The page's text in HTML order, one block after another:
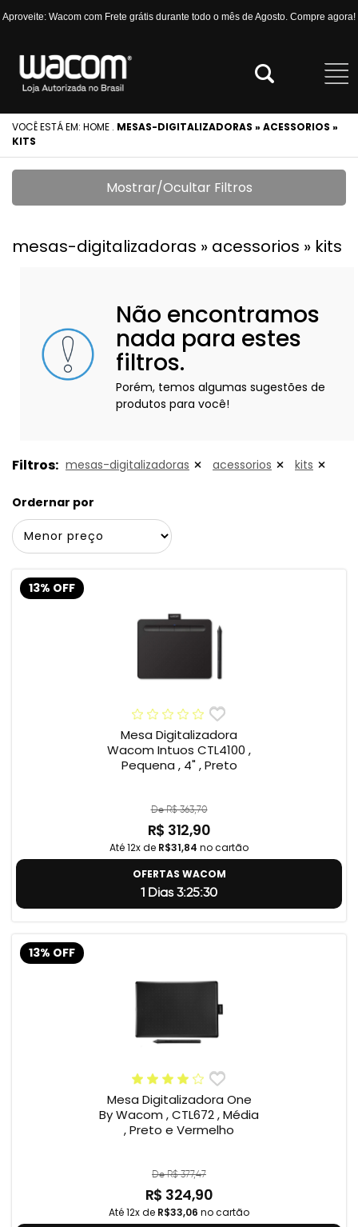
Aproveite: Wacom com Frete grátis durante todo o mês de Agosto. Compre agora!
VOCÊ ESTÁ EM: HOME . MESAS-DIGITALIZADORAS » ACESSORIOS »
KITS
Mostrar/Ocultar Filtros
mesas-digitalizadoras » acessorios » kits
Não encontramos
nada para estes
filtros.
Porém, temos algumas sugestões de
produtos para você!
Filtros: mesas-digitalizadoras acessorios kits
Ordernar por
13% OFF
Mesa Digitalizadora
Wacom Intuos CTL4100 ,
Pequena , 4" , Preto
De R$ 363,70
R$ 312,90
Até 12x de R$31,84 no cartão
OFERTAS WACOM
1 Dias 3:25:29
13% OFF
Mesa Digitalizadora One
By Wacom , CTL672 , Média
, Preto e Vermelho
De R$ 377,47
R$ 324,90
Até 12x de R$33,06 no cartão